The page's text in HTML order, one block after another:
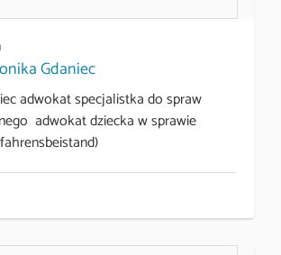
Gdaniec
adwokat specjalistka do spraw
adwokat dziecka w sprawie